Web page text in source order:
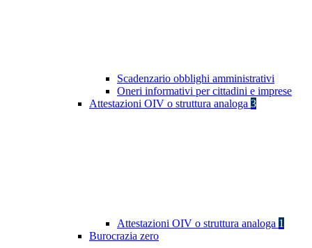
Scadenzario obblighi amministrativi
Oneri informativi per cittadini e imprese
Attestazioni OIV o struttura analoga 3
Attestazioni OIV o struttura analoga 1
Burocrazia zero